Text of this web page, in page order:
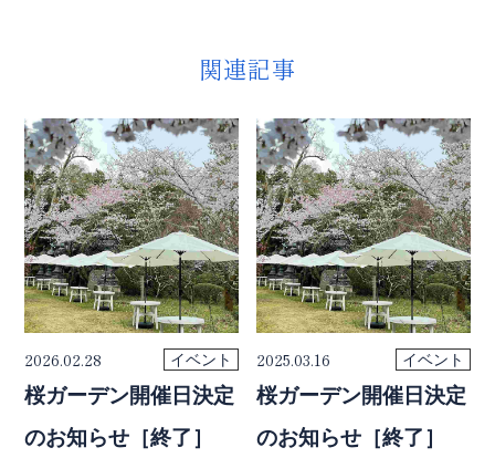
関連記事
2026.02.28 イベント
桜ガーデン開催日決定
のお知らせ［終了］
2025.03.16 イベント
桜ガーデン開催日決定
のお知らせ［終了］